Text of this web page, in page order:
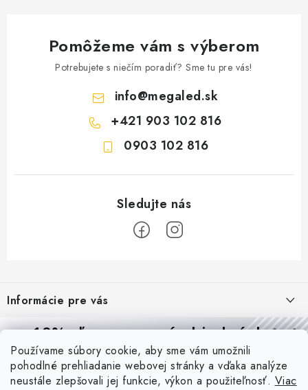
Používame súbory cookie, aby sme vám umožnili
pohodlné prehliadanie webovej stránky a vďaka analýze
neustále zlepšovali jej funkcie, výkon a použiteľnosť. Viac
Pomôžeme vám s výberom
Potrebujete s niečím poradiť? Sme tu pre vás!
info@megaled.sk
+421 903 102 816
0903 102 816
p
ä
Informácie pre vás
Reklamácie a formulár na odstúpenie od zmluvy
Obchodné podmienky
Podmienky ochrany osobných údajov
Blog
10% zľavana prvú objednávku
Prihláste sa azískajtezľavu aj praktické tipy,vďaka ktorým
budete svietiť lepšie a platiť menej.